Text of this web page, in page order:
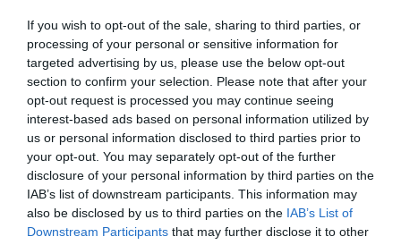
If you wish to opt-out of the sale, sharing to third parties, or
processing of your personal or sensitive information for
targeted advertising by us, please use the below opt-out
section to confirm your selection. Please note that after your
opt-out request is processed you may continue seeing
interest-based ads based on personal information utilized by
us or personal information disclosed to third parties prior to
your opt-out. You may separately opt-out of the further
disclosure of your personal information by third parties on the
IAB’s list of downstream participants. This information may
also be disclosed by us to third parties on the IAB’s List of
Downstream Participants that may further disclose it to other
Σταυροπούλου
Πρωτότυπη μουσική σύνθεση:Δημήτρης
Τάσαινας
Μουσική διδασκαλία:Μελίνα Παιονίδου
Κίνηση:Μυρτώ Γράψα
Βοηθός σκηνοθέτη: Άρης Λάσκος
Βοηθός σκηνογράφου – ενδυματολόγου:
Αλεξάνδρα Φτούλη
Παίζουν:Νίκος Γιαλελής(Πλούτος),Κατερίνα
Παπανδρέου(Πενία, Ερμής),Κατερίνα Πατσιάνη